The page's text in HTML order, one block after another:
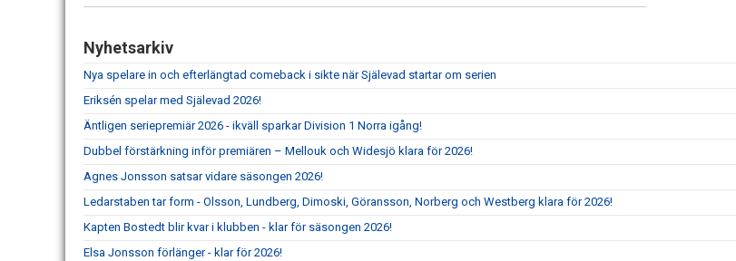
Nyhetsarkiv
Nya spelare in och efterlängtad comeback i sikte när Själevad startar om serien
Eriksén spelar med Själevad 2026!
Äntligen seriepremiär 2026 - ikväll sparkar Division 1 Norra igång!
Dubbel förstärkning inför premiären – Mellouk och Widesjö klara för 2026!
Agnes Jonsson satsar vidare säsongen 2026!
Ledarstaben tar form - Olsson, Lundberg, Dimoski, Göransson, Norberg och Westberg klara för 2026!
Kapten Bostedt blir kvar i klubben - klar för säsongen 2026!
Elsa Jonsson förlänger - klar för 2026!